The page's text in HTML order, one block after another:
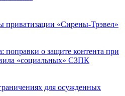
приватизации «Сирены-Трэвел»
поправки о защите контента при
«социальных» СЗПК
для осужденных